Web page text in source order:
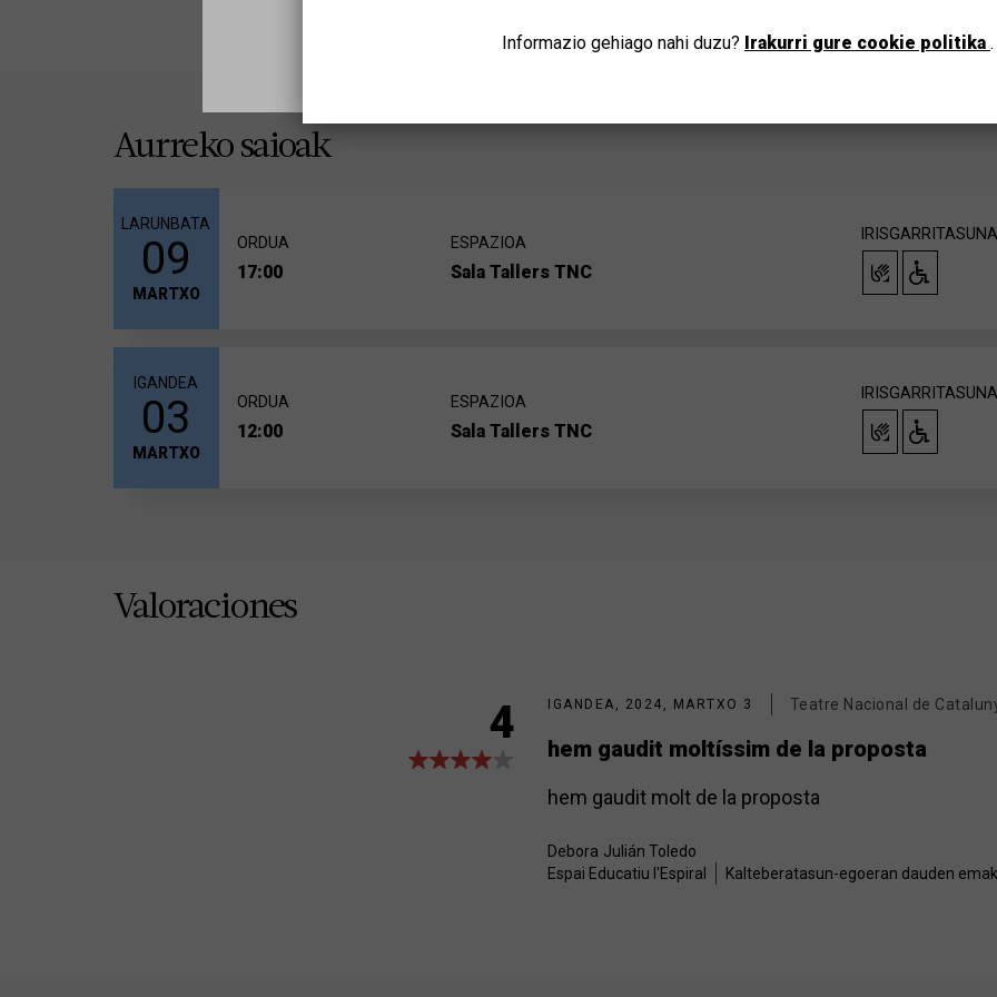
Aurreko saioak
LARUNBATA
09
MARTXO
ORDUA
17:00
ESPAZIOA
Sala Tallers TNC
IRISGARRITASUNA
IGANDEA
03
MARTXO
ORDUA
12:00
ESPAZIOA
Sala Tallers TNC
IRISGARRITASUNA
Valoraciones
4 IGANDEA, 2024, MARTXO 3 Teatre Nacional de
hem gaudit moltíssim de la proposta
hem gaudit molt de la proposta
Debora Julián Toledo
Espai Educatiu l'Espiral
Kalteberatasun-egoeran dauden
Informazio gehiago nahi duzu? Irakurri gure cookie politika .